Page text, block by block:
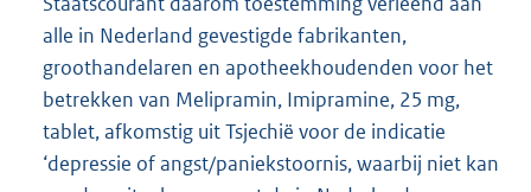
alle in Nederland gevestigde fabrikanten,
groothandelaren en apotheekhoudenden voor het
betrekken van Melipramin, Imipramine, 25 mg,
tablet, afkomstig uit Tsjechië voor de indicatie
‘depressie of angst/paniekstoornis, waarbij niet kan